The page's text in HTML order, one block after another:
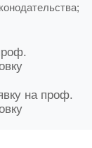
на проф.